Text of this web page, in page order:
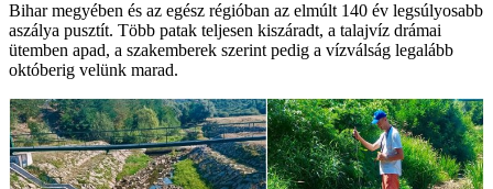
Bihar megyében és az egész régióban az elmúlt 140 év legsúlyosabb
aszálya pusztít. Több patak teljesen kiszáradt, a talajvíz drámai
ütemben apad, a szakemberek szerint pedig a vízválság legalább
októberig velünk marad.